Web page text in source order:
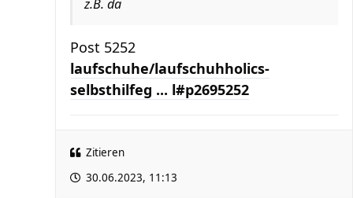
z.B. da
Post 5252
laufschuhe/laufschuhholics-
selbsthilfeg ... l#p2695252
Zitieren
30.06.2023, 11:13